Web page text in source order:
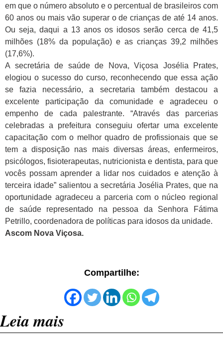
em que o número absoluto e o percentual de brasileiros com
60 anos ou mais vão superar o de crianças de até 14 anos.
Ou seja, daqui a 13 anos os idosos serão cerca de 41,5
milhões (18% da população) e as crianças 39,2 milhões
(17,6%).
A secretária de saúde de Nova, Viçosa Josélia Prates,
elogiou o sucesso do curso, reconhecendo que essa ação
se fazia necessário, a secretaria também destacou a
excelente participação da comunidade e agradeceu o
empenho de cada palestrante. “Através das parcerias
celebradas a prefeitura conseguiu ofertar uma excelente
capacitação com o melhor quadro de profissionais que se
tem a disposição nas mais diversas áreas, enfermeiros,
psicólogos, fisioterapeutas, nutricionista e dentista, para que
vocês possam aprender a lidar nos cuidados e atenção à
terceira idade” salientou a secretária Josélia Prates, que na
oportunidade agradeceu a parceria com o núcleo regional
de saúde representado na pessoa da Senhora Fátima
Petrillo, coordenadora de políticas para idosos da unidade.
Ascom Nova Viçosa.
Compartilhe:
Leia mais